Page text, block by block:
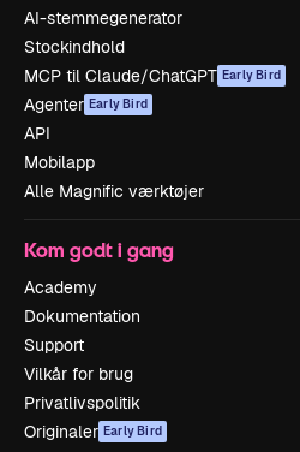
AI-stemmegenerator
Stockindhold
MCP til Claude/ChatGPT Early Bird
Agenter Early Bird
API
Mobilapp
Alle Magnific værktøjer
Kom godt i gang
Academy
Dokumentation
Support
Vilkår for brug
Privatlivspolitik
Originaler Early Bird